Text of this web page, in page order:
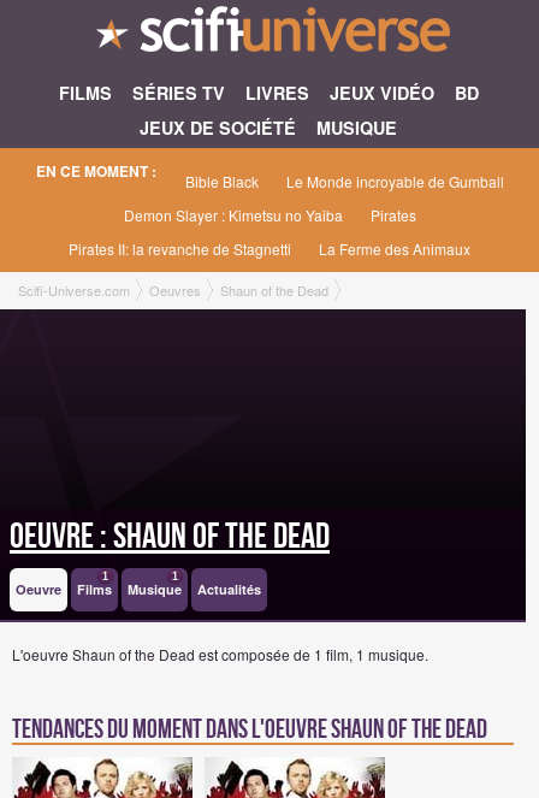
FILMS SÉRIES TV LIVRES JEUX VIDÉO
BD
JEUX DE SOCIÉTÉ
MUSIQUE
EN CE MOMENT : Bible Black
Le Monde incroyable de Gumball
Demon Slayer : Kimetsu no Yaiba
Pirates
Pirates II: la revanche de Stagnetti
La Ferme des Animaux
Scifi-Universe.com Oeuvres Shaun of the Dead
Oeuvre : Shaun of the Dead
Oeuvre Films
1
Musique
1
Actualités
L'oeuvre Shaun of the Dead est composée de 1 film, 1 musique.
Tendances du moment dans l'oeuvre Shaun of the Dead